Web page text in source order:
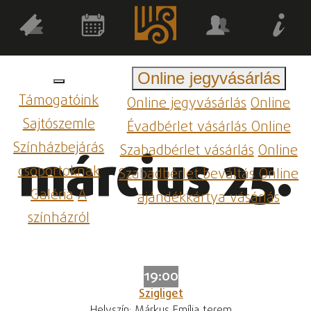
Támogatóink
Sajtószemle
Színházbejárás
csoportoknak
GalériaA
színházról
Online jegyvásárlás
Online jegyvásárlásOnline
Évadbérlet vásárlásOnline
Szabadbérlet vásárlásOnline
Szabadbérlet beváltásOnline
ajándékkártya vásárlás
március 25.
19:00
Szigliget